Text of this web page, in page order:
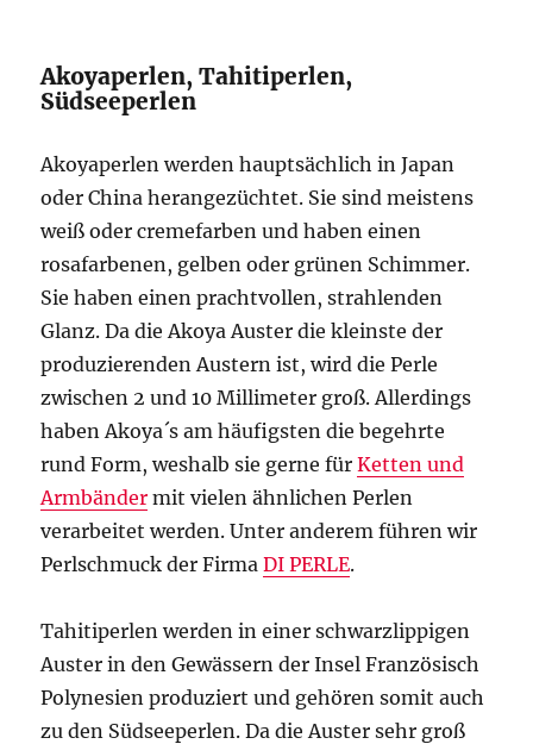
Akoyaperlen, Tahitiperlen,
Südseeperlen
Akoyaperlen werden hauptsächlich in Japan
oder China herangezüchtet. Sie sind meistens
weiß oder cremefarben und haben einen
rosafarbenen, gelben oder grünen Schimmer.
Sie haben einen prachtvollen, strahlenden
Glanz. Da die Akoya Auster die kleinste der
produzierenden Austern ist, wird die Perle
zwischen 2 und 10 Millimeter groß. Allerdings
haben Akoya´s am häufigsten die begehrte
rund Form, weshalb sie gerne fürKetten und
Armbänder mit vielen ähnlichen Perlen
verarbeitet werden. Unter anderem führen wir
Perlschmuck der FirmaDI PERLE.
Tahitiperlen werden in einer schwarzlippigen
Auster in den Gewässern der Insel Französisch
Polynesien produziert und gehören somit auch
zu den Südseeperlen. Da die Auster sehr groß